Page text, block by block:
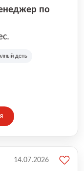
по
день
14.07.2026